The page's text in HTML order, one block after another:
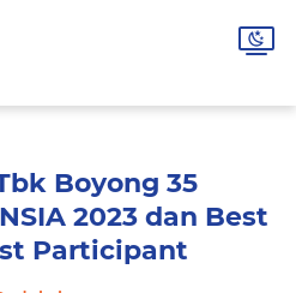
Boyong 35
2023 dan Best
Participant